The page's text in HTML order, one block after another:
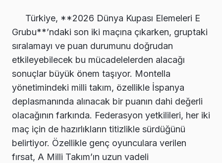
Türkiye, **2026 Dünya Kupası Elemeleri E
Grubu**’ndaki son iki maçına çıkarken, gruptaki
sıralamayı ve puan durumunu doğrudan
etkileyebilecek bu mücadelelerden alacağı
sonuçlar büyük önem taşıyor. Montella
yönetimindeki milli takım, özellikle İspanya
deplasmanında alınacak bir puanın dahi değerli
olacağının farkında. Federasyon yetkilileri, her iki
maç için de hazırlıkların titizlikle sürdüğünü
belirtiyor. Özellikle genç oyunculara verilen
fırsat, A Milli Takım’ın uzun vadeli